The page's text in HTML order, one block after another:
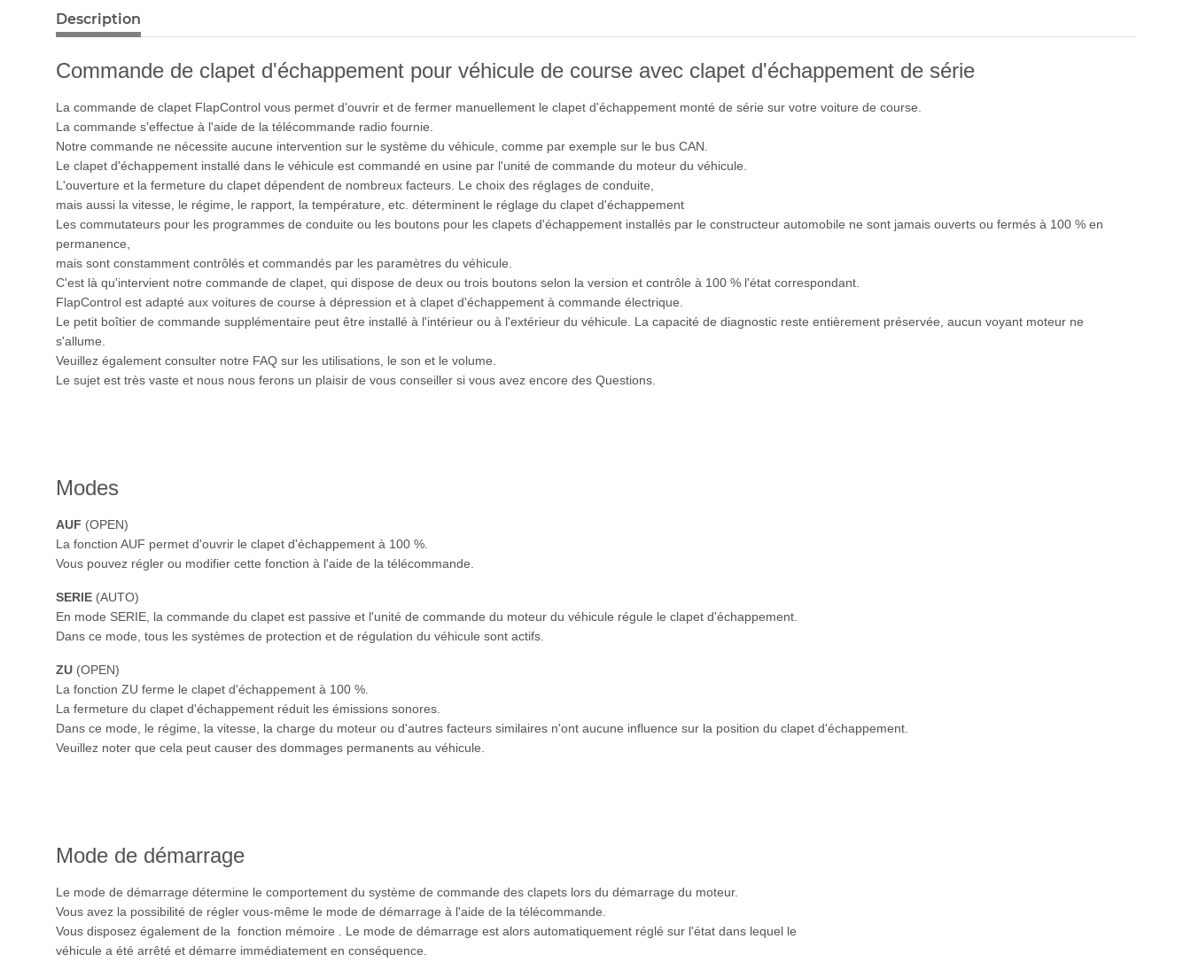
Description
Commande de clapet d'échappement pour véhicule de course avec clapet d'échappement de série
La commande de clapet FlapControl vous permet d'ouvrir et de fermer manuellement le clapet d'échappement monté de série sur votre voiture de course.
La commande s'effectue à l'aide de la télécommande radio fournie.
Notre commande ne nécessite aucune intervention sur le système du véhicule, comme par exemple sur le bus CAN.
Le clapet d'échappement installé dans le véhicule est commandé en usine par l'unité de commande du moteur du véhicule.
L'ouverture et la fermeture du clapet dépendent de nombreux facteurs. Le choix des réglages de conduite,
mais aussi la vitesse, le régime, le rapport, la température, etc. déterminent le réglage du clapet d'échappement
Les commutateurs pour les programmes de conduite ou les boutons pour les clapets d'échappement installés par le constructeur automobile ne sont jamais ouverts ou fermés à 100 % en
permanence,
mais sont constamment contrôlés et commandés par les paramètres du véhicule.
C'est là qu'intervient notre commande de clapet, qui dispose de deux ou trois boutons selon la version et contrôle à 100 % l'état correspondant.
FlapControl est adapté aux voitures de course à dépression et à clapet d'échappement à commande électrique.
Le petit boîtier de commande supplémentaire peut être installé à l'intérieur ou à l'extérieur du véhicule. La capacité de diagnostic reste entièrement préservée, aucun voyant moteur ne
s'allume.
Veuillez également consulter notre FAQ sur les utilisations, le son et le volume.
Le sujet est très vaste et nous nous ferons un plaisir de vous conseiller si vous avez encore des Questions.
Modes
AUF (OPEN)
La fonction AUF permet d'ouvrir le clapet d'échappement à 100 %.
Vous pouvez régler ou modifier cette fonction à l'aide de la télécommande.
SERIE (AUTO)
En mode SERIE, la commande du clapet est passive et l'unité de commande du moteur du véhicule régule le clapet d'échappement.
Dans ce mode, tous les systèmes de protection et de régulation du véhicule sont actifs.
ZU (OPEN)
La fonction ZU ferme le clapet d'échappement à 100 %.
La fermeture du clapet d'échappement réduit les émissions sonores.
Dans ce mode, le régime, la vitesse, la charge du moteur ou d'autres facteurs similaires n'ont aucune influence sur la position du clapet d'échappement.
Veuillez noter que cela peut causer des dommages permanents au véhicule.
Mode de démarrage
Le mode de démarrage détermine le comportement du système de commande des clapets lors du démarrage du moteur.
Vous avez la possibilité de régler vous-même le mode de démarrage à l'aide de la télécommande.
Vous disposez également de la fonction mémoire . Le mode de démarrage est alors automatiquement réglé sur l'état dans lequel le
véhicule a été arrêté et démarre immédiatement en conséquence.